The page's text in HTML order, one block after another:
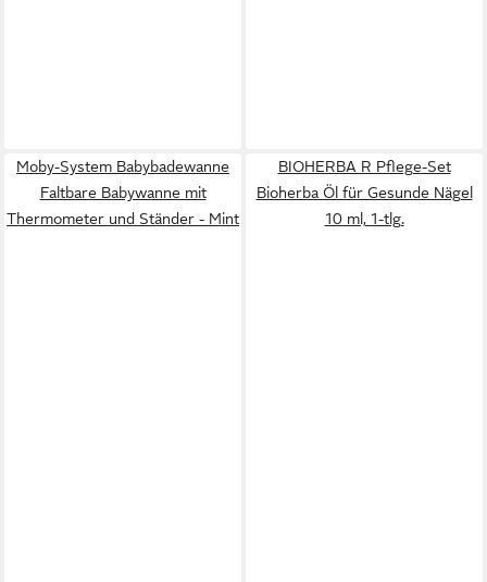
Moby-System Babybadewanne
Faltbare Babywanne mit
Thermometer und Ständer - Mint
BIOHERBA R Pflege-Set
Bioherba Öl für Gesunde Nägel
10 ml, 1-tlg.